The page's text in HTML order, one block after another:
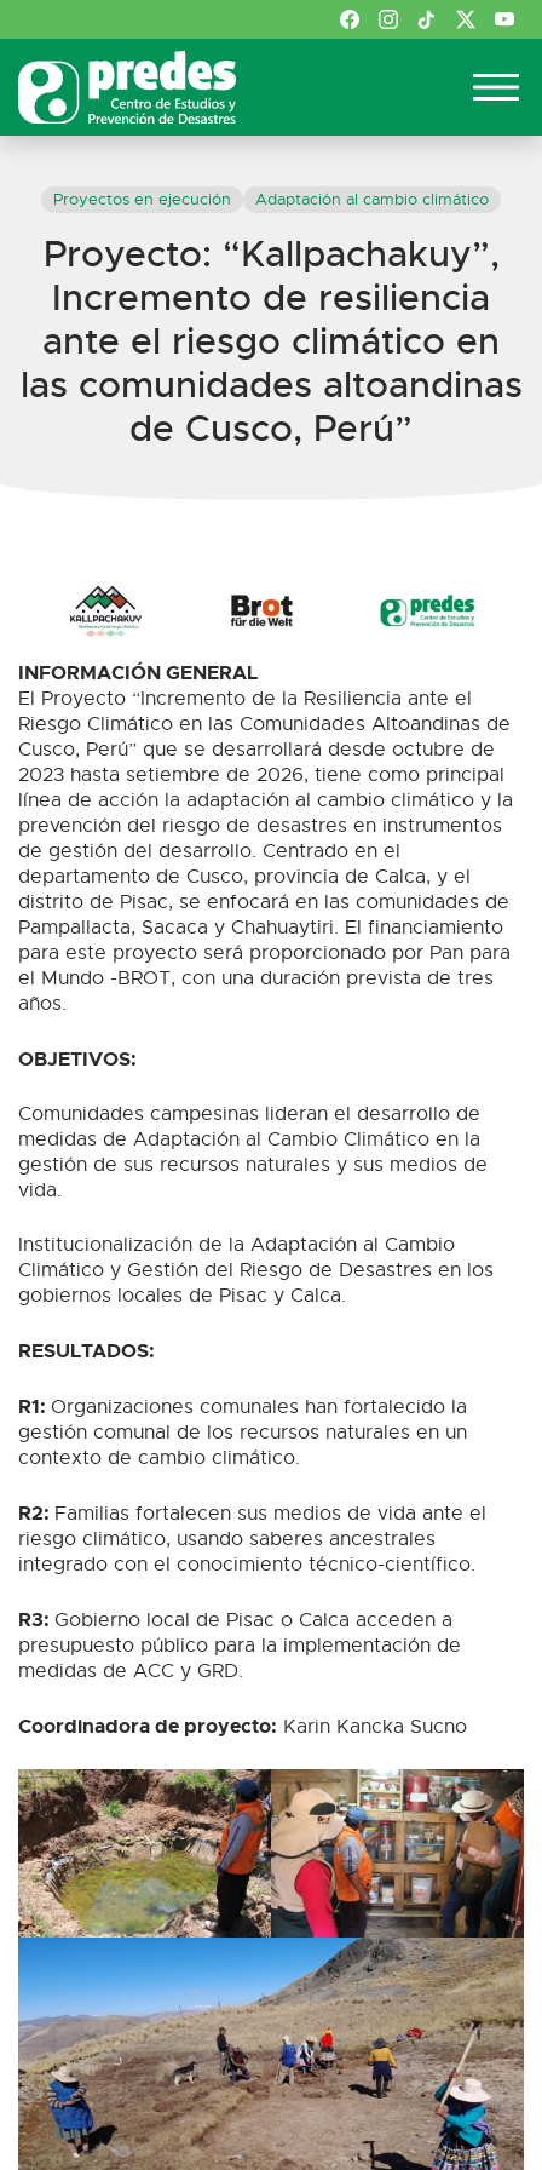
Proyectos en ejecución Adaptación al cambio climático
Proyecto: “Kallpachakuy”,
Incremento de resiliencia
ante el riesgo climático en
las comunidades altoandinas
de Cusco, Perú”
INFORMACIÓN GENERAL
El Proyecto “Incremento de la Resiliencia ante el
Riesgo Climático en las Comunidades Altoandinas de
Cusco, Perú” que se desarrollará desde octubre de
2023 hasta setiembre de 2026, tiene como principal
línea de acción la adaptación al cambio climático y la
prevención del riesgo de desastres en instrumentos
de gestión del desarrollo. Centrado en el
departamento de Cusco, provincia de Calca, y el
distrito de Pisac, se enfocará en las comunidades de
Pampallacta, Sacaca y Chahuaytiri. El financiamiento
para este proyecto será proporcionado por Pan para
el Mundo -BROT, con una duración prevista de tres
años.
OBJETIVOS:
Comunidades campesinas lideran el desarrollo de
medidas de Adaptación al Cambio Climático en la
gestión de sus recursos naturales y sus medios de
vida.
Institucionalización de la Adaptación al Cambio
Climático y Gestión del Riesgo de Desastres en los
gobiernos locales de Pisac y Calca.
RESULTADOS:
R1: Organizaciones comunales han fortalecido la
gestión comunal de los recursos naturales en un
contexto de cambio climático.
R2: Familias fortalecen sus medios de vida ante el
riesgo climático, usando saberes ancestrales
integrado con el conocimiento técnico-científico.
R3: Gobierno local de Pisac o Calca acceden a
presupuesto público para la implementación de
medidas de ACC y GRD.
Coordinadora de proyecto: Karin Kancka Sucno